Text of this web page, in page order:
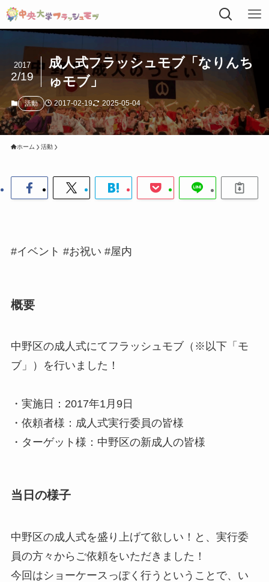
成人式フラッシュモブ「なりんち
ゅモブ」
2017
2/19
活動 2017-02-19 2025-05-04
ホーム 活動
#イベント #お祝い #屋内
概要
中野区の成人式にてフラッシュモブ（※以下「モ
ブ」）を行いました！
・実施日：2017年1月9日
・依頼者様：成人式実行委員の皆様
・ターゲット様：中野区の新成人の皆様
当日の様子
中野区の成人式を盛り上げて欲しい！と、実行委
員の方々からご依頼をいただきました！
今回はショーケースっぽく行うということで、い